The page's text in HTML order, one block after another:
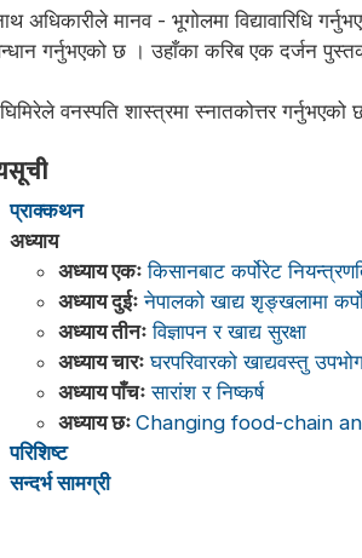
अधिकारीले मानव - भूगोलमा विद्यावारिधि
गर्नुभएको छ । उहाँका करिब एक दर्जन
वनस्पति शास्त्रमा स्नातकोत्तर
प्राक्कथन
अध्याय
अध्याय एकः किसानबाट कर्पोरेट
अध्याय दुईः नेपालको खाद्य शृङ्खलामा
अध्याय तीनः विज्ञापन र खाद्य सुरक्षा
अध्याय चारः घरपरिवारको खाद्यवस्तु
अध्याय पाँचः सारांश र निष्कर्ष
अध्याय छः Changing food-chain
परिशिष्ट
सन्दर्भ सामग्री